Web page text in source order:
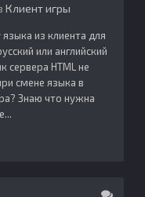
Клиент игры
из клиента для
или английский
сервера HTML не
смене языка в
Знаю что нужна